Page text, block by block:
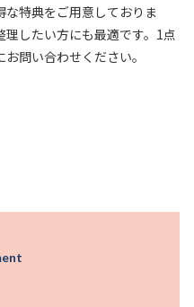
特典をご用意しておりま
したい方にも最適です。1点
問い合わせください。